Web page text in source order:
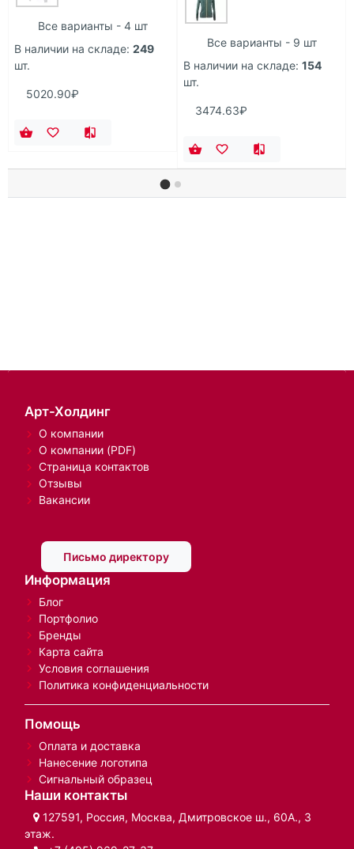
Все варианты - 4 шт
В наличии на складе: 249
шт.
5020.90₽
Все варианты - 9 шт
В наличии на складе: 154
шт.
3474.63₽
Арт-Холдинг
О компании
О компании (PDF)
Страница контактов
Отзывы
Вакансии
Письмо директору
Информация
Блог
Портфолио
Бренды
Карта сайта
Условия соглашения
Политика конфиденциальности
Помощь
Оплата и доставка
Нанесение логотипа
Сигнальный образец
Наши контакты
127591, Россия, Москва, Дмитровское ш., 60А., 3
этаж.